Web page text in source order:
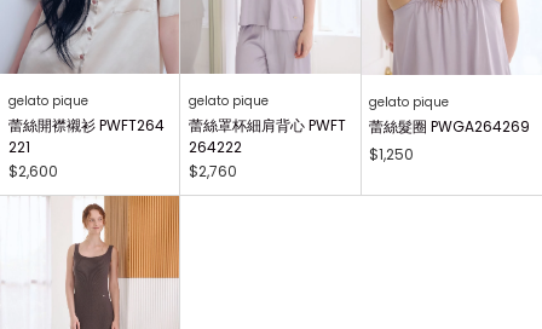
gelato pique
蕾絲開襟襯衫 PWFT264
221
$2,600
gelato pique
蕾絲罩杯細肩背心 PWFT
264222
$2,760
gelato pique
蕾絲髮圈 PWGA264269
$1,250